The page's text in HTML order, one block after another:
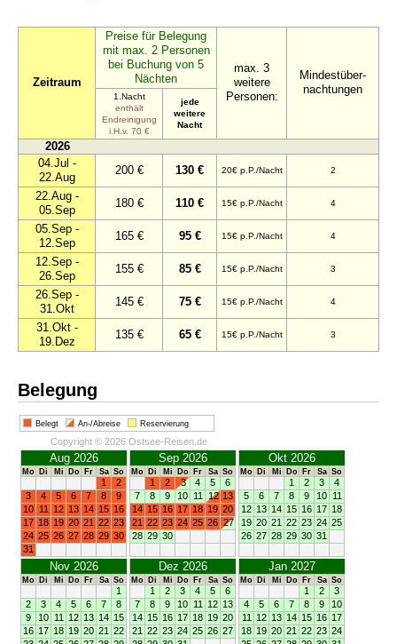
Zeitraum
Preise für Belegung
mit max. 2 Personen
bei Buchung von 5
Nächten
max. 3
weitere
Personen:
Mindestüber-
nachtungen
1.Nacht
enthält
Endreinigung
i.H.v. 70 €
jede
weitere
Nacht
2026
04.Jul -
22.Aug
200 € 130 € 20€ p.P./Nacht 2
22.Aug -
05.Sep
180 € 110 € 15€ p.P./Nacht 4
05.Sep -
12.Sep
165 € 95 € 15€ p.P./Nacht 4
12.Sep -
26.Sep
155 € 85 € 15€ p.P./Nacht 3
26.Sep -
31.Okt
145 € 75 € 15€ p.P./Nacht 4
31.Okt -
19.Dez
135 € 65 € 15€ p.P./Nacht 3
Belegung
Belegt An-/Abreise Reservierung
Copyright © 2026 Ostsee-Reisen.de
Aug 2026
Mo Di Mi Do Fr Sa So
1
2
3
4 5 6 7 8
9
10 11 12 13 14 15 16
17 18 19 20 21 22 23
24 25 26 27 28 29 30
31
Sep 2026
Mo Di Mi Do Fr Sa So
1 2 3 4 5
6
7
8 9 10 11 12 13
14 15 16 17 18 19 20
21 22 23 24 25 26 27
28 29 30
Okt 2026
Mo Di Mi Do Fr Sa So
1 2 3
4
5
6 7 8 9 10 11
12 13 14 15 16 17 18
19 20 21 22 23 24 25
26 27 28 29 30 31
Nov 2026
Mo Di Mi Do Fr Sa So
1
2
3 4 5 6 7
8
9
10 11 12 13 14 15
16 17 18 19 20 21 22
Dez 2026
Mo Di Mi Do Fr Sa So
1 2 3 4 5
6
7
8 9 10 11 12 13
14 15 16 17 18 19 20
21 22 23 24 25 26 27
Jan 2027
Mo Di Mi Do Fr Sa So
1 2
3
4
5 6 7 8 9
10
11
12 13 14 15 16 17
18 19 20 21 22 23 24